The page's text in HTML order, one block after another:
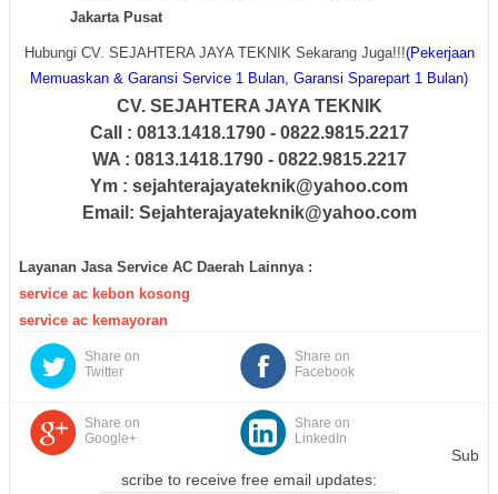
Jakarta Pusat
Hubungi CV. SEJAHTERA JAYA TEKNIK Sekarang Juga!!!(Pekerjaan
Memuaskan & Garansi Service 1 Bulan, Garansi Sparepart 1 Bulan)
CV. SEJAHTERA JAYA TEKNIK
Call : 0813.1418.1790 - 0822.9815.2217
WA : 0813.1418.1790 - 0822.9815.2217
Ym : sejahterajayateknik@yahoo.com
Email: Sejahterajayateknik@yahoo.com
Layanan Jasa Service AC Daerah Lainnya :
service ac kebon kosong
service ac kemayoran
Share on
Facebook
Share on
Twitter
Share on
Google+
Share on
LinkedIn
Sub
scribe to receive free email updates: